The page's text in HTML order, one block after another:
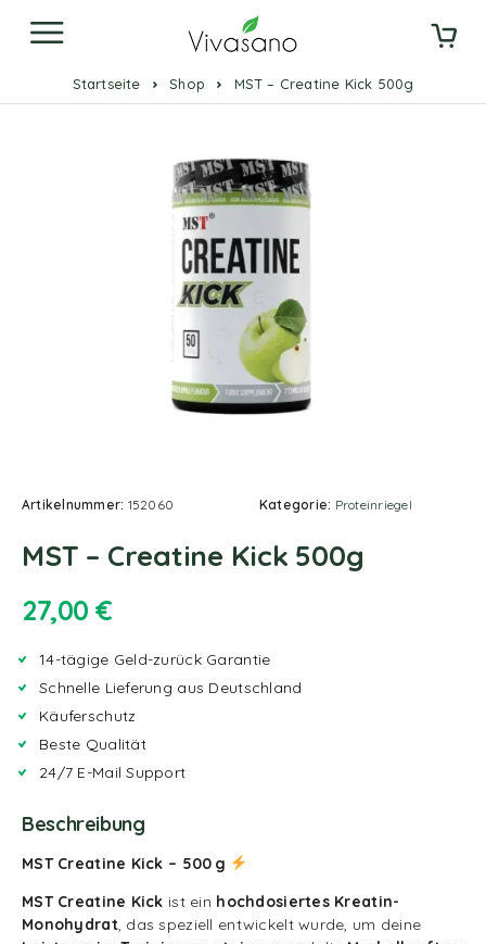
Startseite Shop MST – Creatine Kick 500g
Artikelnummer: 152060 Kategorie: Proteinriegel
MST – Creatine Kick 500g
27,00 €
14-tägige Geld-zurück Garantie
Schnelle Lieferung aus Deutschland
Käuferschutz
Beste Qualität
24/7 E-Mail Support
Beschreibung
MST Creatine Kick – 500 g
MST Creatine Kick ist ein hochdosiertes Kreatin-
Monohydrat, das speziell entwickelt wurde, um deine